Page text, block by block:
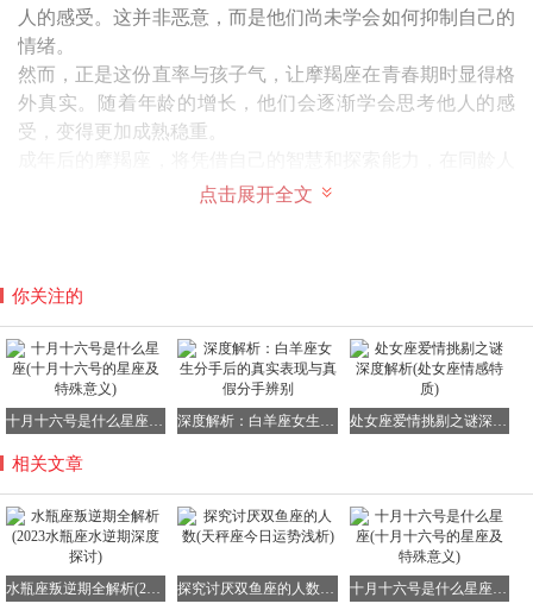
人的感受。这并非恶意，而是他们尚未学会如何抑制自己的
情绪。
然而，正是这份直率与孩子气，让摩羯座在青春期时显得格
外真实。随着年龄的增长，他们会逐渐学会思考他人的感
受，变得更加成熟稳重。
中脱颖而出，成为稳重、聪明、博学的代表。
狮子座是一个不认命的星座，他们的自尊心极强，不允许自
己生活在他人的阴影之下。
他们才华横溢，以英俊的脸蛋、高智商、高容貌和强气场而
闻名。在青春期时，狮子座的吸引力达到顶峰，备受瞩目。
然而，狮子座也爱面子，有时为了面子而伤害他人。但他们
长大后，狮子座会专注于更高的生活追求，努力实现自己的
梦想和目标。
3、白羊座：天真与叛逆的碰撞
点击展开全文
你关注的
十月十六号是什么星座(十月十六号的星座及特殊意义) 深度解析：白羊座女生分手后的真实表现与真假分手辨别 处女座爱情挑剔之谜深度解析(处女座情感特质)
相关文章
水瓶座叛逆期全解析(2023水瓶座水逆期深度探讨) 探究讨厌双鱼座的人数(天秤座今日运势浅析) 十月十六号是什么星座(十月十六号的星座及特殊意义)